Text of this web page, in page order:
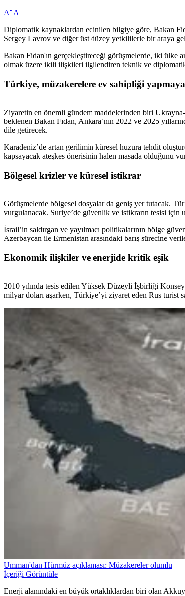
A- A+
Diplomatik kaynaklardan edinilen bilgiye göre, Bakan
Sergey Lavrov ve diğer üst düzey yetkililerle bir araya
Bakan Fidan'ın gerçekleştireceği görüşmelerde, iki ülke
olmak üzere ikili ilişkileri ilgilendiren teknik ve diplomatik
Türkiye, müzakerelere ev sahipliği
Ziyaretin en önemli gündem maddelerinden biri Ukrayna-
beklenen Bakan Fidan, Ankara’nın 2022 ve 2025
dile getirecek.
Karadeniz’de artan gerilimin küresel huzura tehdit
kapsayacak ateşkes önerisinin halen masada olduğunu
Bölgesel krizler ve küresel istikrar
Görüşmelerde bölgesel dosyalar da geniş yer tutacak.
vurgulanacak. Suriye’de güvenlik ve istikrarın tesisi için
İsrail’in saldırgan ve yayılmacı politikalarının bölge
Azerbaycan ile Ermenistan arasındaki barış sürecine
Ekonomik ilişkiler ve enerjide kritik eşik
2010 yılında tesis edilen Yüksek Düzeyli İşbirliği
milyar doları aşarken, Türkiye’yi ziyaret eden Rus turist
Umman'dan Hürmüz açıklaması: Müzakereler olumlu
İçeriği Görüntüle
Enerji alanındaki en büyük ortaklıklardan biri olan